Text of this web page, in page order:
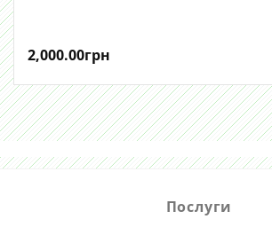
2,000.00грн
Послуги